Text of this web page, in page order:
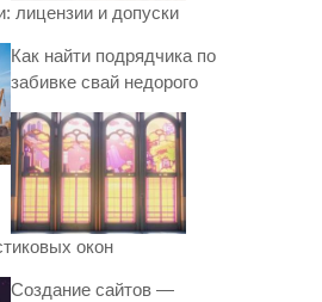
лицензии и допуски
Как найти подрядчика по
забивке свай недорого
окон
Создание сайтов —